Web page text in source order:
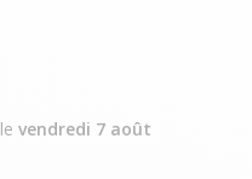
le vendredi 7 août